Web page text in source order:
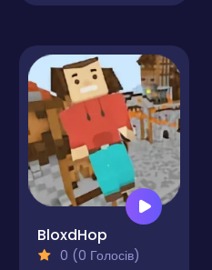
BloxdHop
0 (0 Голосів)